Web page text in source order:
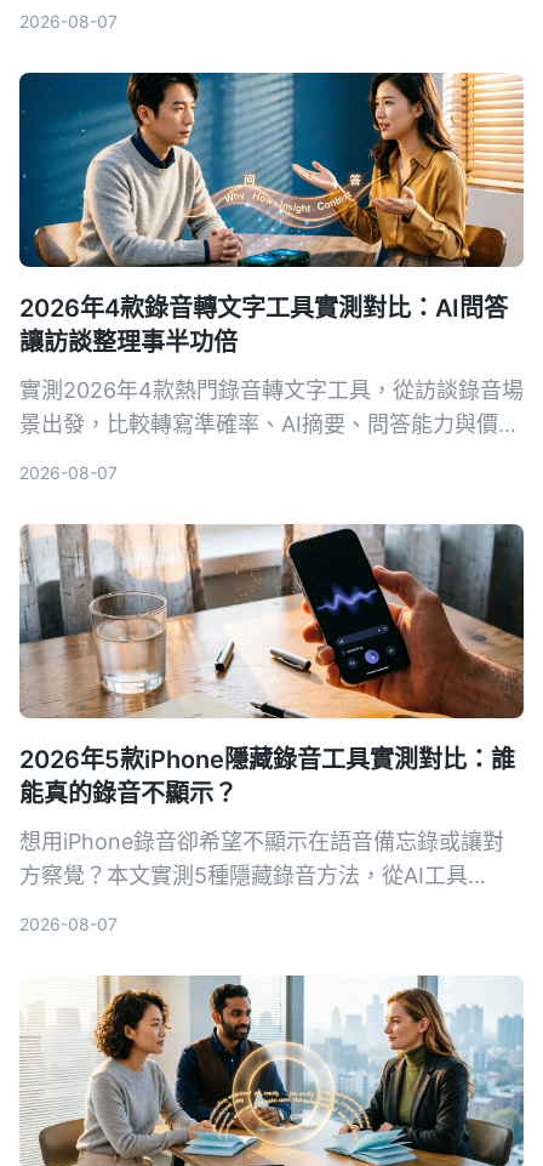
2026-08-07
2026年4款錄音轉文字工具實測對比：AI問答
讓訪談整理事半功倍
實測2026年4款熱門錄音轉文字工具，從訪談錄音場
景出發，比較轉寫準確率、AI摘要、問答能力與價
2026-08-07
2026年5款iPhone隱藏錄音工具實測對比：誰
能真的錄音不顯示？
想用iPhone錄音卻希望不顯示在語音備忘錄或讓對
方察覺？本文實測5種隱藏錄音方法，從AI工具
2026-08-07